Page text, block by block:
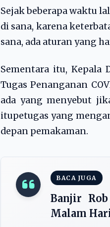
Sejak beberapa waktu
di sana, karena
sana, ada aturan yang
Sementara itu, Kepala
Tugas Penanganan
ada yang menyebut
itupetugas yang
depan pemakaman.
BACA JUGA
Banjir
Malam